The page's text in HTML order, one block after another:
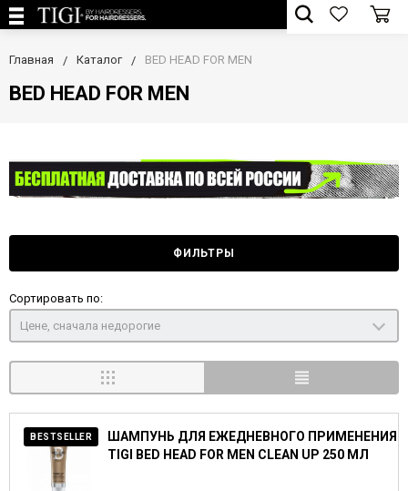
Главная Каталог BED HEAD FOR MEN
BED HEAD FOR MEN
ФИЛЬТРЫ
Сортировать по:
Цене, сначала недорогие
BESTSELLER
ШАМПУНЬ ДЛЯ ЕЖЕДНЕВНОГО ПРИМЕНЕНИЯ
TIGI BED HEAD FOR MEN CLEAN UP 250 МЛ